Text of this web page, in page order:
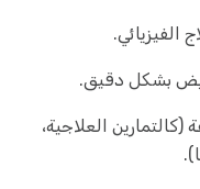
الفيزيائي.
بشكل دقيق.
(كالتمارين العلاجية،